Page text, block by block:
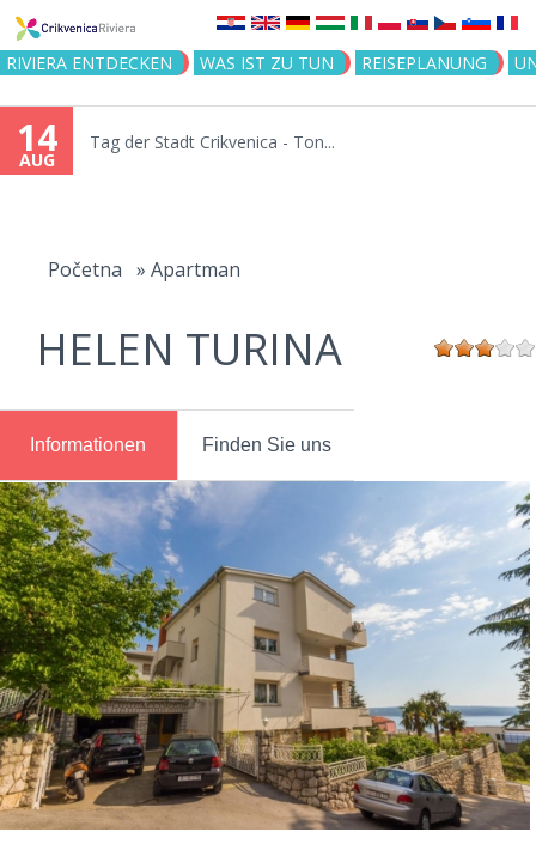
Jump to navigation
RIVIERA ENTDECKEN WAS IST ZU TUN REISEPLANUNG
14
AUG
Tag der Stadt Crikvenica - Ton...
Početna » Apartman
HELEN TURINA
Informationen Finden Sie uns